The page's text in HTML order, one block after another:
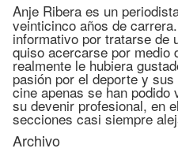
Anje Ribera es un
veinticinco años de
informativo por tratarse de
quiso acercarse por medio
realmente le hubiera
pasión por el deporte y
cine apenas se han
su devenir profesional, en
secciones casi siempre
Archivo